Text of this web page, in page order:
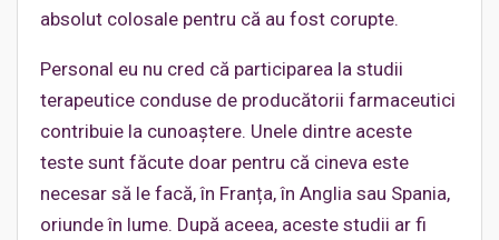
absolut colosale pentru că au fost corupte.
Personal eu nu cred că participarea la studii
terapeutice conduse de producătorii farmaceutici
contribuie la cunoaștere. Unele dintre aceste
teste sunt făcute doar pentru că cineva este
necesar să le facă, în Franța, în Anglia sau Spania,
oriunde în lume. După aceea, aceste studii ar fi